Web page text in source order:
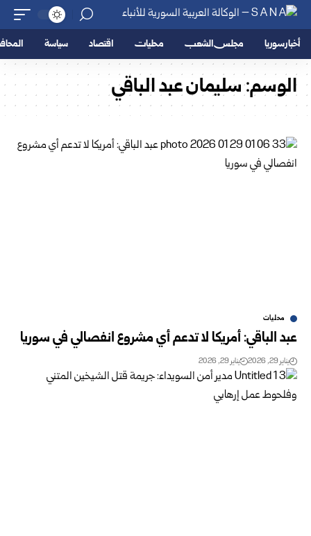
أخبار سوريا مجلس الشعب محليات اقتصاد سياسة
الوسم:سليمان عبد الباقي
محليات
عبد الباقي: أمريكا لا تدعم أي مشروع انفصالي في سوريا
يناير 29, 2026 يناير 29, 2026